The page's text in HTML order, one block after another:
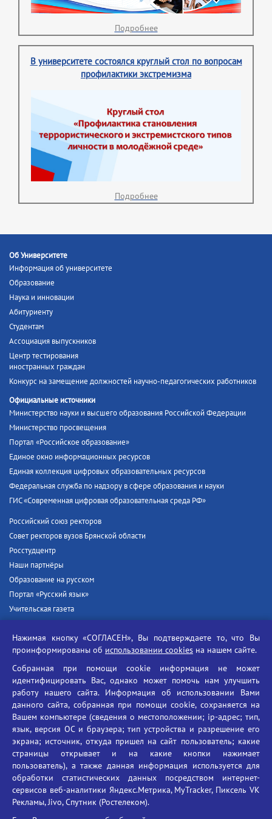
Подробнее
В университете состоялся круглый стол по вопросам
профилактики экстремизма
Подробнее
Об Университете
Информация об университете
Образование
Наука и инновации
Абитуриенту
Студентам
Ассоциация выпускников
Центр тестирования
иностранных граждан
Конкурс на замещение должностей научно-педагогических работников
Официальные источники
Министерство науки и высшего образования Российской Федерации
Министерство просвещения
Портал «Российское образование»
Единое окно информационных ресурсов
Единая коллекция цифровых образовательных ресурсов
Федеральная служба по надзору в сфере образования и науки
ГИС «Современная цифровая образовательная среда РФ»
Российский союз ректоров
Совет ректоров вузов Брянской области
Росстудцентр
Наши партнёры
Образование на русском
Портал «Русский язык»
Учительская газета
Единый портал государственных услуг
Противодействие угрозам информационной безопасности
Социальные ролики - Генеральная прокуратура РФ
Противодействие коррупции
БГУ против наркотиков
Брянский государственный университет
имени академика И.Г. Петровского
Время работы: пн-пт 09:00-18:00
Телефон: +7(4832)58-90-85
Нажимая кнопку «СОГЛАСЕН», Вы подтверждаете то, что Вы
проинформированы об использовании cookies на нашем сайте.
Собранная при помощи cookie информация не может
идентифицировать Вас, однако может помочь нам улучшить
работу нашего сайта. Информация об использовании Вами
данного сайта, собранная при помощи cookie, сохраняется на
Вашем компьютере (сведения о местоположении; ip-адрес; тип,
язык, версия ОС и браузера; тип устройства и разрешение его
экрана; источник, откуда пришел на сайт пользователь; какие
страницы открывает и на какие кнопки нажимает
пользователь), а также данная информация используется для
обработки статистических данных посредством интернет-
сервисов веб-аналитики Яндекс.Метрика, MyTracker, Пиксель VK
Рекламы, Jivo, Спутник (Ростелеком).